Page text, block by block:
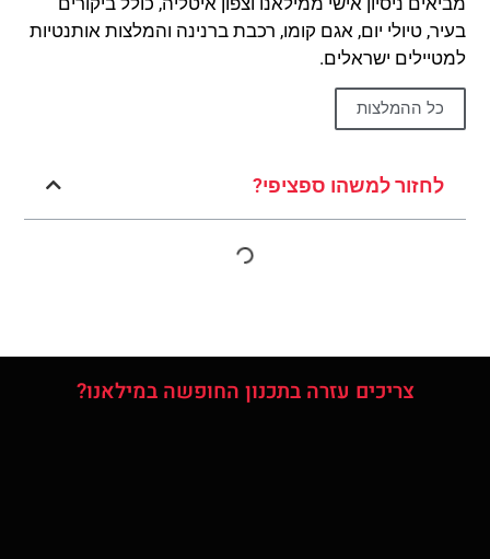
בעיר, טיולי יום, אגם קומו, רכבת ברנינה והמלצות אותנטיות
למטיילים ישראלים.
כל ההמלצות
לחזור למשהו ספציפי?
צריכים עזרה בתכנון החופשה במילאנו?